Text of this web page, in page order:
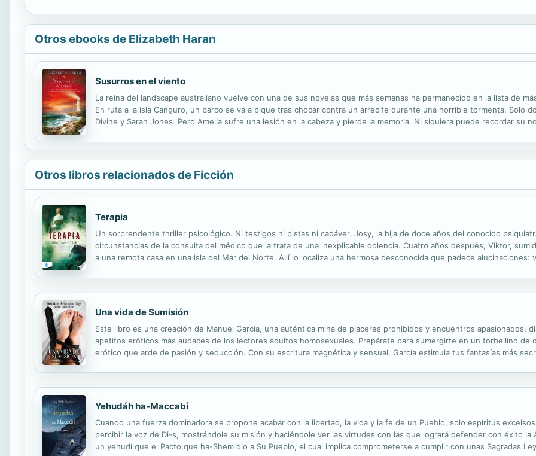
Otros ebooks de Elizabeth Haran
Susurros en el viento
La reina del landscape australiano vuelve con una de sus novelas que más semanas ha permanecido en la lista de
En ruta a la isla Canguro, un barco se va a pique tras chocar contra un arrecife durante una horrible tormenta. Solo
Divine y Sarah Jones. Pero Amelia sufre una lesión en la cabeza y pierde la memoria. Ni siquiera puede recordar su
Otros libros relacionados de Ficción
Terapia
Un sorprendente thriller psicológico. Ni testigos ni pistas ni cadáver. Josy, la hija de doce años del conocido
circunstancias de la consulta del médico que la trata de una inexplicable dolencia. Cuatro años después, Viktor,
a una remota casa en una isla del Mar del Norte. Allí lo localiza una hermosa desconocida que padece
Una vida de Sumisión
Este libro es una creación de Manuel García, una auténtica mina de placeres prohibidos y encuentros apasionados,
apetitos eróticos más audaces de los lectores adultos homosexuales. Prepárate para sumergirte en un torbellino de
erótico que arde de pasión y seducción. Con su escritura magnética y sensual, García estimula tus fantasías más
Yehudáh ha-Maccabí
Cuando una fuerza dominadora se propone acabar con la libertad, la vida y la fe de un Pueblo, solo espíritus
percibir la voz de Di-s, mostrándole su misión y haciéndole ver las virtudes con las que logrará defender con éxito la
un yehudí que el Pacto que ha-Shem dio a Su Pueblo, el cual implica comprometerse a cumplir con unas Sagradas